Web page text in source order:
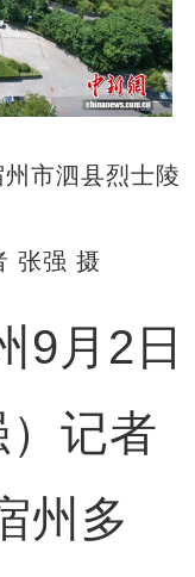
市泗县烈士陵
张强 摄
月2日
记者
州多